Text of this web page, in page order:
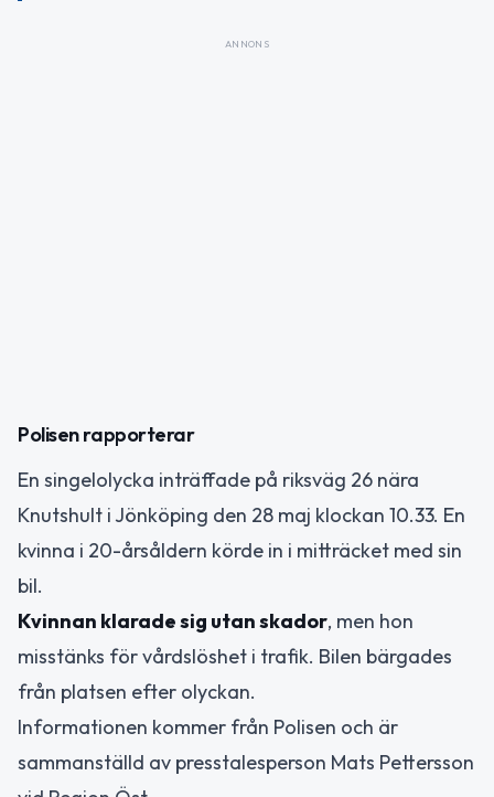
ANNONS
Polisen rapporterar
En singelolycka inträffade på riksväg 26 nära
Knutshult i Jönköping den 28 maj klockan 10.33. En
kvinna i 20-årsåldern körde in i mitträcket med sin
bil.
Kvinnan klarade sig utan skador, men hon
misstänks för vårdslöshet i trafik. Bilen bärgades
från platsen efter olyckan.
Informationen kommer från Polisen och är
sammanställd av presstalesperson Mats Pettersson